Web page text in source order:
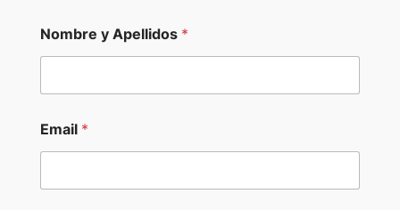
Nombre y Apellidos *
Email *